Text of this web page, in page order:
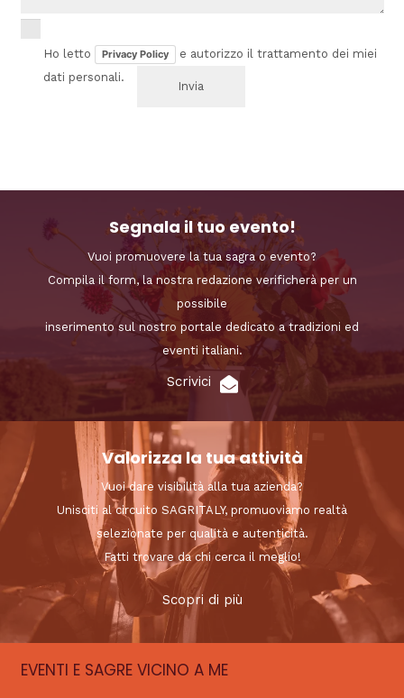
Ho letto Privacy Policy
e autorizzo il trattamento dei miei
dati personali.
Segnala il tuo evento!
Vuoi promuovere la tua sagra o evento?
Compila il form, la nostra redazione verificherà per un
possibile
inserimento sul nostro portale dedicato a tradizioni ed
eventi italiani.
Scrivici
Valorizza la tua attività
Vuoi dare visibilità alla tua azienda?
Unisciti al circuito SAGRITALY, promuoviamo realtà
selezionate per qualità e autenticità.
Fatti trovare da chi cerca il meglio!
Scopri di più
EVENTI E SAGRE VICINO A ME